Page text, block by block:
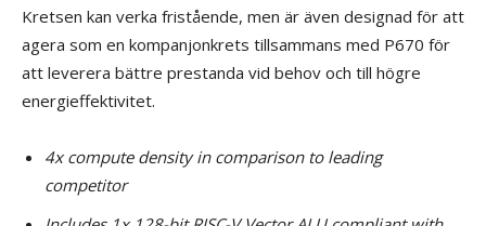
Kretsen kan verka fristående, men är även designad för att
agera som en kompanjonkrets tillsammans med P670 för
att leverera bättre prestanda vid behov och till högre
energieffektivitet.
4x compute density in comparison to leading
competitor